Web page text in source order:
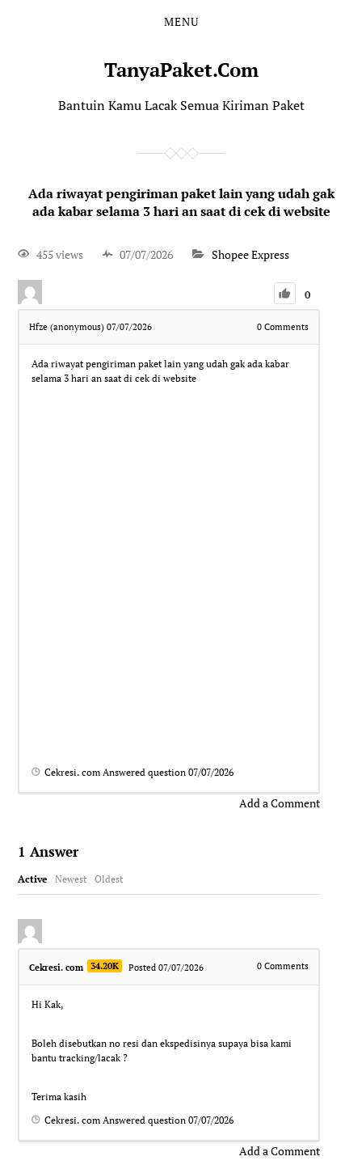
MENU
TanyaPaket.Com
Bantuin Kamu Lacak Semua Kiriman Paket
Ada riwayat pengiriman paket lain yang udah gak
ada kabar selama 3 hari an saat di cek di website
455 views 07/07/2026 Shopee Express
0
Hfze (anonymous)07/07/2026 0Comments
Ada riwayat pengiriman paket lain yang udah gak ada kabar
selama 3 hari an saat di cek di website
Cekresi. com Answered question07/07/2026
Add a Comment
1 Answer
Active Newest Oldest
Cekresi. com 34.20K Posted 07/07/2026 0Comments
Hi Kak,
Boleh disebutkan no resi dan ekspedisinya supaya bisa kami
bantu tracking/lacak ?
Terima kasih
Cekresi. com Answered question07/07/2026
Add a Comment